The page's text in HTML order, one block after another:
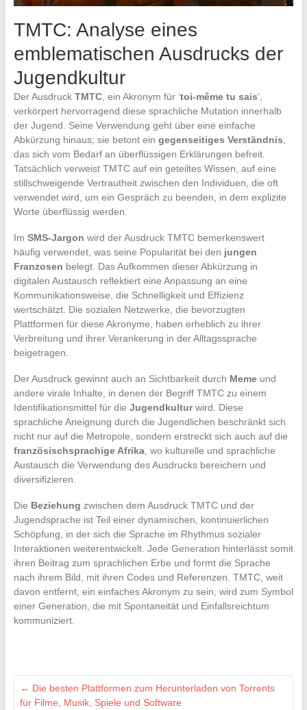
TMTC: Analyse eines
emblematischen Ausdrucks der
Jugendkultur
Der Ausdruck TMTC, ein Akronym für ‘toi-même tu sais‘,
verkörpert hervorragend diese sprachliche Mutation innerhalb
der Jugend. Seine Verwendung geht über eine einfache
Abkürzung hinaus; sie betont ein gegenseitiges Verständnis
das sich vom Bedarf an überflüssigen Erklärungen befreit.
Tatsächlich verweist TMTC auf ein geteiltes Wissen, auf eine
stillschweigende Vertrautheit zwischen den Individuen, die oft
verwendet wird, um ein Gespräch zu beenden, in dem explizite
Worte überflüssig werden.
Im SMS-Jargon wird der Ausdruck TMTC bemerkenswert
häufig verwendet, was seine Popularität bei den jungen
Franzosen belegt. Das Aufkommen dieser Abkürzung in
digitalen Austausch reflektiert eine Anpassung an eine
Kommunikationsweise, die Schnelligkeit und Effizienz
wertschätzt. Die sozialen Netzwerke, die bevorzugten
Plattformen für diese Akronyme, haben erheblich zu ihrer
Verbreitung und ihrer Verankerung in der Alltagssprache
beigetragen.
Der Ausdruck gewinnt auch an Sichtbarkeit durch Memeund
andere virale Inhalte, in denen der Begriff TMTC zu einem
Identifikationsmittel für die Jugendkulturwird. Diese
sprachliche Aneignung durch die Jugendlichen beschränkt sich
nicht nur auf die Metropole, sondern erstreckt sich auch auf die
französischsprachige Afrika, wo kulturelle und sprachliche
Austausch die Verwendung des Ausdrucks bereichern und
diversifizieren.
Die Beziehung zwischen dem Ausdruck TMTC und der
Jugendsprache ist Teil einer dynamischen, kontinuierlichen
Schöpfung, in der sich die Sprache im Rhythmus sozialer
Interaktionen weiterentwickelt. Jede Generation hinterlässt somit
ihren Beitrag zum sprachlichen Erbe und formt die Sprache
nach ihrem Bild, mit ihren Codes und Referenzen. TMTC, weit
davon entfernt, ein einfaches Akronym zu sein, wird zum Symbol
einer Generation, die mit Spontaneität und Einfallsreichtum
kommuniziert.
← Die besten Plattformen zum Herunterladen von Torrents
für Filme, Musik, Spiele und Software